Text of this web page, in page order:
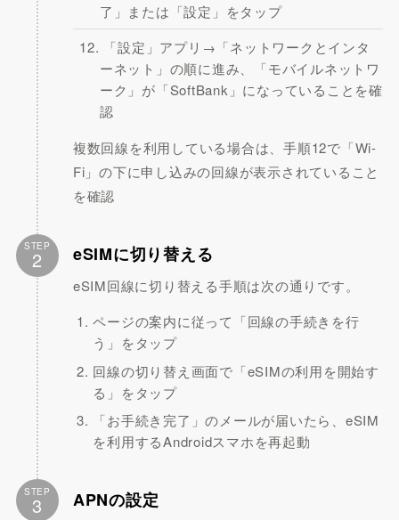
了」または「設定」をタップ
「設定」アプリ→「ネットワークとインタ
ーネット」の順に進み、「モバイルネットワ
ーク」が「SoftBank」になっていることを確
認
複数回線を利用している場合は、手順12で「Wi-
Fi」の下に申し込みの回線が表示されていること
を確認
STEP
2 eSIMに切り替える
eSIM回線に切り替える手順は次の通りです。
ページの案内に従って「回線の手続きを行
う」をタップ
回線の切り替え画面で「eSIMの利用を開始す
る」をタップ
「お手続き完了」のメールが届いたら、eSIM
を利用するAndroidスマホを再起動
STEP
3 APNの設定